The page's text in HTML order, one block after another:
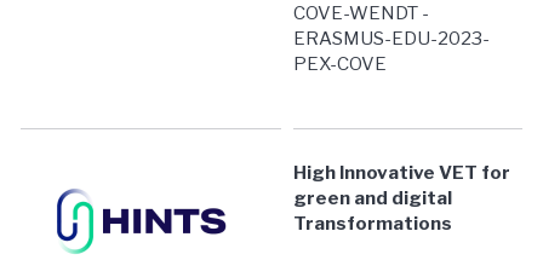
COVE-WENDT -
ERASMUS-EDU-2023-
PEX-COVE
High Innovative VET for
green and digital
Transformations